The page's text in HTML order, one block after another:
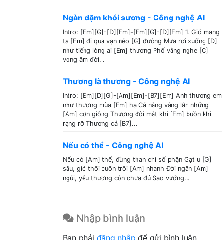
Ngàn dặm khói sương - Công nghệ AI
Intro: [Em][G]-[D][Em]-[Em][G]-[D][Em] 1. Gió mang
ta [Em] đi qua vạn nẻo [G] đường Mưa rơi xuống [D]
như tiếng lòng ai [Em] thương Phố vắng nghe [C]
vọng âm đời...
Thương là thương - Công nghệ AI
Intro: [Em][D][G]-[Am][Em]-[B7][Em] Anh thương em
như thương mùa [Em] hạ Cả nắng vàng lẫn những
[Am] cơn giông Thương đôi mắt khi [Em] buồn khi
rạng rỡ Thương cả [B7]...
Nếu có thể - Công nghệ AI
Nếu có [Am] thể, đừng than chi số phận Gạt u [G]
sầu, gió thổi cuốn trôi [Am] nhanh Đời ngắn [Am]
ngủi, yêu thương còn chưa đủ Sao vướng...
Nhập bình luận
Bạn phải đăng nhập để gửi bình luận.